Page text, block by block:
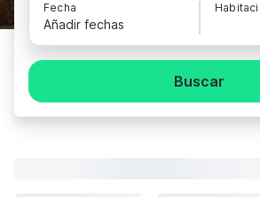
Fecha
Añadir fechas
Buscar